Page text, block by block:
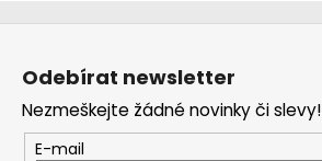
Z
Odebírat newsletter
Nezmeškejte žádné novinky či slevy!
E-mail